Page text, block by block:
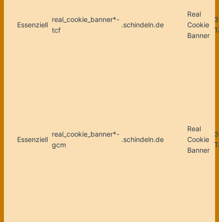
Essenziell
real_cookie_banner*-
tcf
.schindeln.de
Real
Cookie
Banner
Essenziell
real_cookie_banner*-
gcm
.schindeln.de
Real
Cookie
Banner